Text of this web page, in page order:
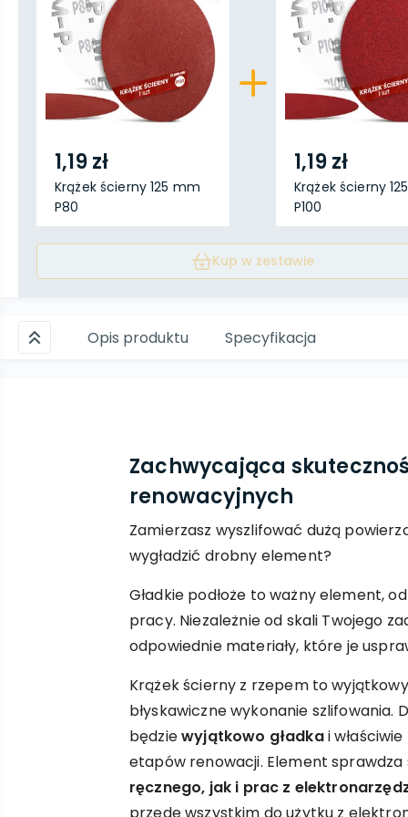
1,19 zł
Krążek ścierny 125 mm
P80
1,19 zł
Krążek ścierny
P100
Kup w zestawie
Opis produktu Specyfikacja
Zachwycająca
renowacyjnych
Zamierzasz wyszlifować dużą
wygładzić drobny element?
Gładkie podłoże to ważny element,
pracy. Niezależnie od skali Twojego
odpowiednie materiały, które je
Krążek ścierny z rzepem to
błyskawiczne wykonanie szlifowania.
będziewyjątkowo gładkai
etapów renowacji. Element
ręcznego, jak i prac z
przede wszystkim do użytku z